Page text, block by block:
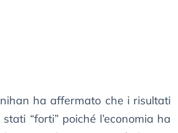
ha affermato che i risultati
“forti” poiché l’economia ha